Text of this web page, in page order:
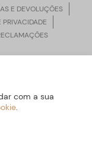
E DEVOLUÇÕES
PRIVACIDADE
por
com a sua
.